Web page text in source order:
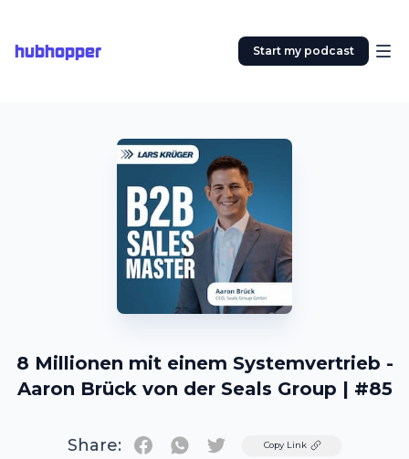
hubhopper Start my podcast
8 Millionen mit einem Systemvertrieb -
Aaron Brück von der Seals Group | #85
Share: TwitterCopy Link